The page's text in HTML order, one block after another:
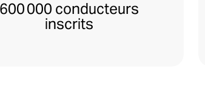
600 000 conducteurs
inscrits